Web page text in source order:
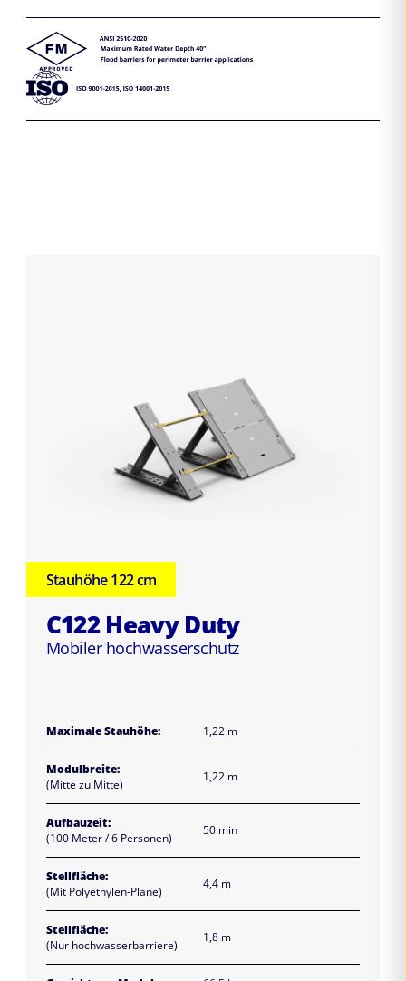
Stauhöhe 122 cm
C122 Heavy Duty
Mobiler hochwasserschutz
Maximale Stauhöhe: 1,22 m
Modulbreite:
(Mitte zu Mitte)
1,22 m
Aufbauzeit:
(100 Meter / 6 Personen)
50 min
Stellfläche:
(Mit Polyethylen-Plane)
4,4 m
Stellfläche:
(Nur hochwasserbarriere)
1,8 m